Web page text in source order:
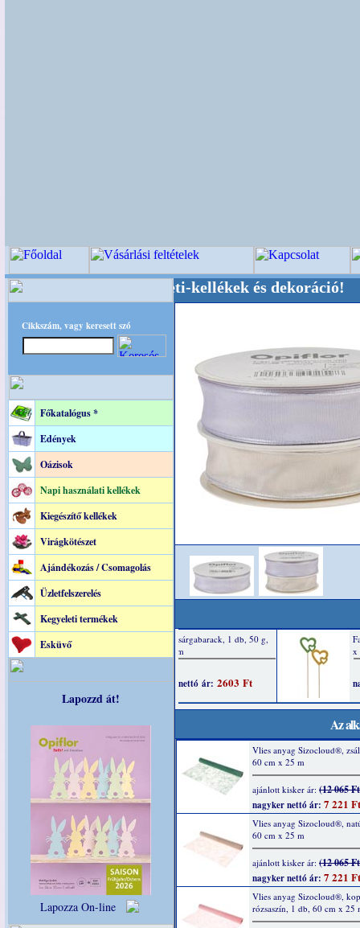
Cikkszám, vagy keresett szó
Főkatalógus *
Edények
Oázisok
Napi használati kellékek
Kiegészítő kellékek
Virágkötészet
Ajándékozás / Csomagolás
Üzletfelszerelés
Kegyeleti termékek
Esküvő
Lapozzd át!
Lapozza On-line
, Kegyeleti-kellékek és dekoráció!
Az
Vlies anyag Sizocloud®,
60 cm x 25 m
ajánlott kisker ár: (12 065
nagyker nettó ár: 7 221 Ft
Vlies anyag Sizocloud®,
60 cm x 25 m
ajánlott kisker ár: (12 065
nagyker nettó ár: 7 221 Ft
Vlies anyag Sizocloud®,
rózsaszín, 1 db, 60 cm x 25